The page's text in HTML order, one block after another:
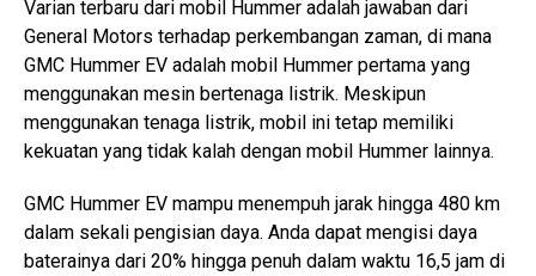
Varian terbaru dari mobil Hummer adalah jawaban dari
General Motors terhadap perkembangan zaman, di mana
GMC Hummer EV adalah mobil Hummer pertama yang
menggunakan mesin bertenaga listrik. Meskipun
menggunakan tenaga listrik, mobil ini tetap memiliki
kekuatan yang tidak kalah dengan mobil Hummer lainnya.
GMC Hummer EV mampu menempuh jarak hingga 480 km
dalam sekali pengisian daya. Anda dapat mengisi daya
baterainya dari 20% hingga penuh dalam waktu 16,5 jam di